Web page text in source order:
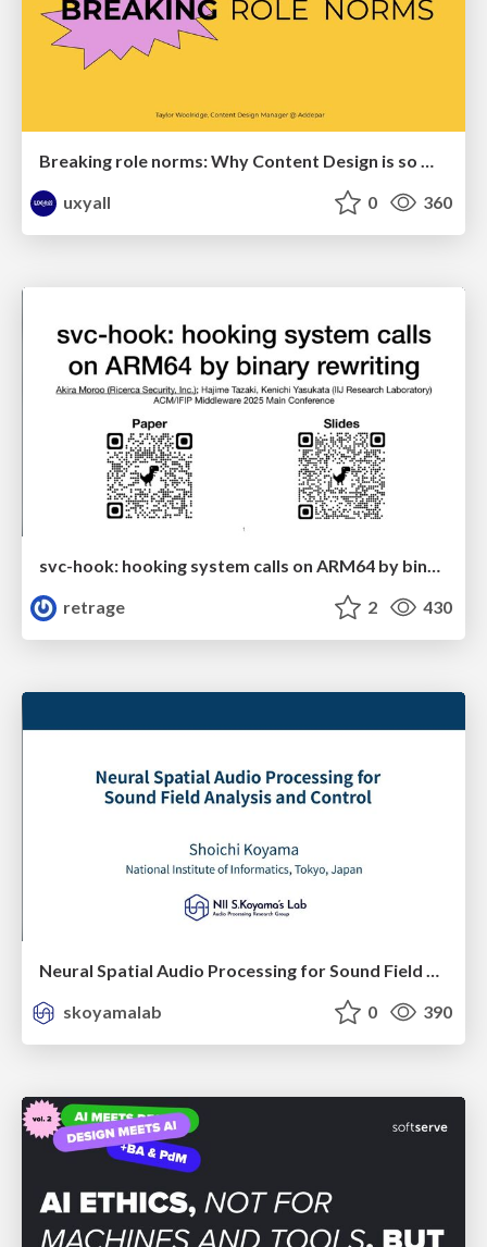
uxyall
0 360
svc-hook: hooking system calls on ARM64 by binary rewriting
retrage
2 430
Neural Spatial Audio Processing for Sound Field Analysis and Control
skoyamalab
0 390